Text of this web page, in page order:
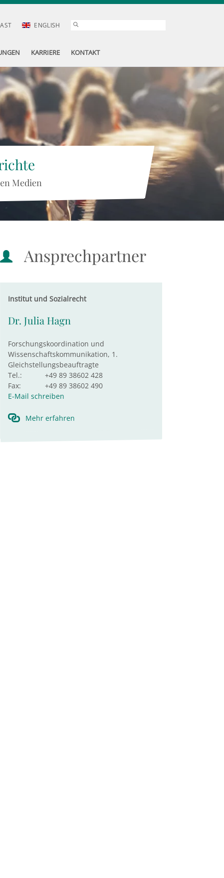
ENGLISH
KARRIERE KONTAKT
Medien
Ansprechpartner
Institut und Sozialrecht
Dr. Julia Hagn
Forschungskoordination und
Wissenschaftskommunikation, 1.
Gleichstellungsbeauftragte
Tel.:
+49 89 38602 428
Fax:
+49 89 38602 490
E-Mail schreiben
Mehr erfahren